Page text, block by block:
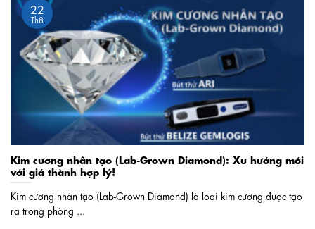
Kim cương nhân tạo (Lab-Grown Diamond): Xu hướng mới
với giá thành hợp lý!
Kim cương nhân tạo (Lab-Grown Diamond) là loại kim cương được tạo
ra trong phòng ...
22
Th8